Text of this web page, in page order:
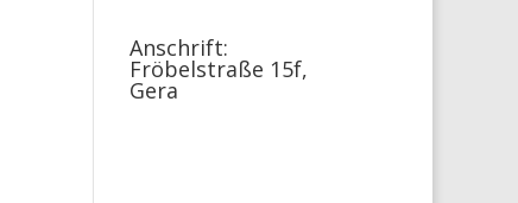
Anschrift:
Fröbelstraße 15f,
Gera